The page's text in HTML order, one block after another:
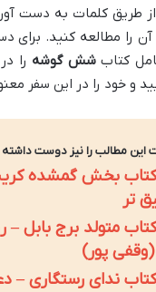
طریق کلمات به دست
را مطالعه کنید. برای
کتابشش گوشه را
و خود را در این سفر
این مطالب را نیز دوست داشته
بخش گمشده
تر
متولد برج بابل –
پور)
ندای رستگاری –